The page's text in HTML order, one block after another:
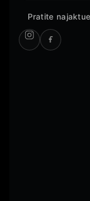
Pratite